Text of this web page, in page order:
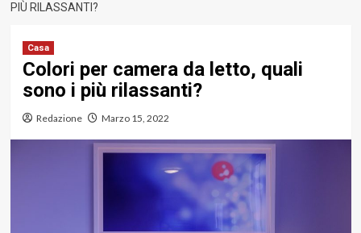
PIÙ RILASSANTI?
Casa
Colori per camera da letto, quali
sono i più rilassanti?
Redazione Marzo 15, 2022